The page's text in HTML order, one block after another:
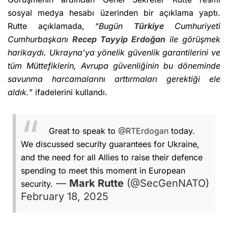
sosyal medya hesabı üzerinden bir açıklama yaptı.
Rutte açıklamada, “Bugün TürkiyeCumhuriyeti
Cumhurbaşkanı Recep Tayyip Erdoğan ile görüşmek
harikaydı. Ukrayna’ya yönelik güvenlik garantilerini ve
tüm Müttefiklerin, Avrupa güvenliğinin bu döneminde
savunma harcamalarını arttırmaları gerektiği ele
aldık.” ifadelerini kullandı.
Great to speak to @RTErdogan today.
We discussed security guarantees for Ukraine,
and the need for all Allies to raise their defence
spending to meet this moment in European
security. — Mark Rutte (@SecGenNATO)
February 18, 2025